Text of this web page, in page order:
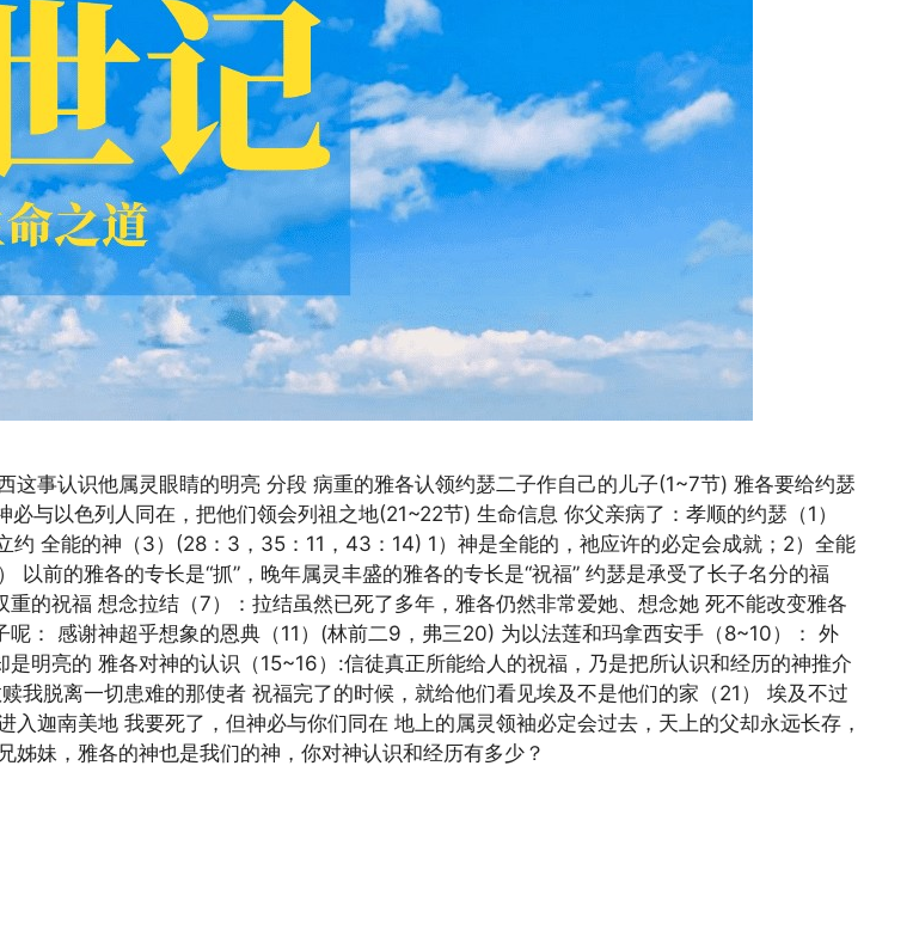
事认识他属灵眼睛的明亮 分段 病重的雅各认领约瑟二子作自己的儿子(1~7节) 雅各要给约瑟
与以色列人同在，把他们领会列祖之地(21~22节) 生命信息 你父亲病了：孝顺的约瑟（1）
全能的神（3）(28：3，35：11，43：14) 1）神是全能的，祂应许的必定会成就；2）全能
前的雅各的专长是“抓”，晚年属灵丰盛的雅各的专长是“祝福” 约瑟是承受了长子名分的福
的祝福 想念拉结（7）：拉结虽然已死了多年，雅各仍然非常爱她、想念她 死不能改变雅各
： 感谢神超乎想象的恩典（11）(林前二9，弗三20) 为以法莲和玛拿西安手（8~10）： 外
明亮的 雅各对神的认识（15~16）:信徒真正所能给人的祝福，乃是把所认识和经历的神推介
我脱离一切患难的那使者 祝福完了的时候，就给他们看见埃及不是他们的家（21） 埃及不过
迦南美地 我要死了，但神必与你们同在 地上的属灵领袖必定会过去，天上的父却永远长存，
妹，雅各的神也是我们的神，你对神认识和经历有多少？